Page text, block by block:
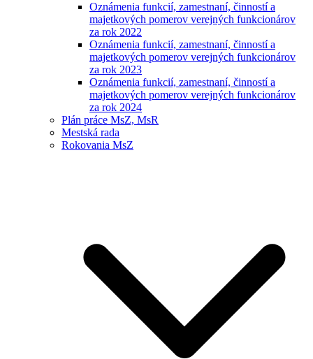
Oznámenia funkcií, zamestnaní, činností a
majetkových pomerov verejných funkcionárov
za rok 2022
Oznámenia funkcií, zamestnaní, činností a
majetkových pomerov verejných funkcionárov
za rok 2023
Oznámenia funkcií, zamestnaní, činností a
majetkových pomerov verejných funkcionárov
za rok 2024
Plán práce MsZ, MsR
Mestská rada
Rokovania MsZ